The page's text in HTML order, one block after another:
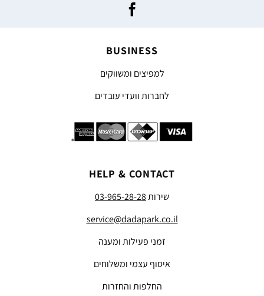
BUSINESS
למפיצים ומשווקים
לחברות וועדי עובדים
HELP & CONTACT
שירות03-965-28-28
service@dadapark.co.il
זמני פעילות ומענה
איסוף עצמי ומשלוחים
החלפות והחזרות